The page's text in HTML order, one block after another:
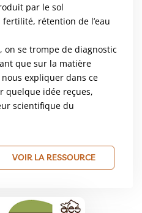
par le sol
rétention de l’eau
on se trompe de diagnostic
que sur la matière
nous expliquer dans ce
quelque idée reçues,
scientifique du
VOIR LA RESSOURCE